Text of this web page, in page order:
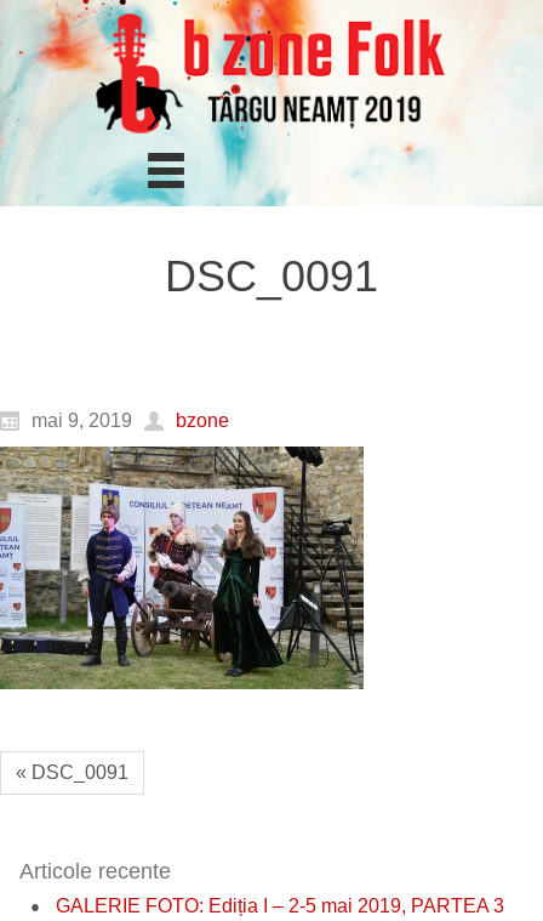
DSC_0091
mai 9, 2019 bzone
« DSC_0091
Articole recente
GALERIE FOTO: Ediția I – 2-5 mai 2019, PARTEA 3